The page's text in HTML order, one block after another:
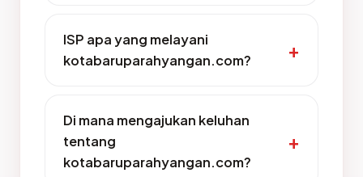
ISP apa yang melayani
kotabaruparahyangan.com?
Di mana mengajukan keluhan
tentang
kotabaruparahyangan.com?